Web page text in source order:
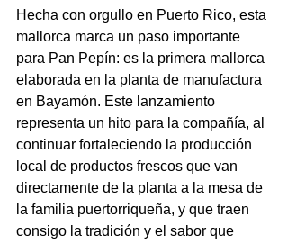
Hecha con orgullo en Puerto Rico, esta
mallorca marca un paso importante
para Pan Pepín: es la primera mallorca
elaborada en la planta de manufactura
en Bayamón. Este lanzamiento
representa un hito para la compañía, al
continuar fortaleciendo la producción
local de productos frescos que van
directamente de la planta a la mesa de
la familia puertorriqueña, y que traen
consigo la tradición y el sabor que